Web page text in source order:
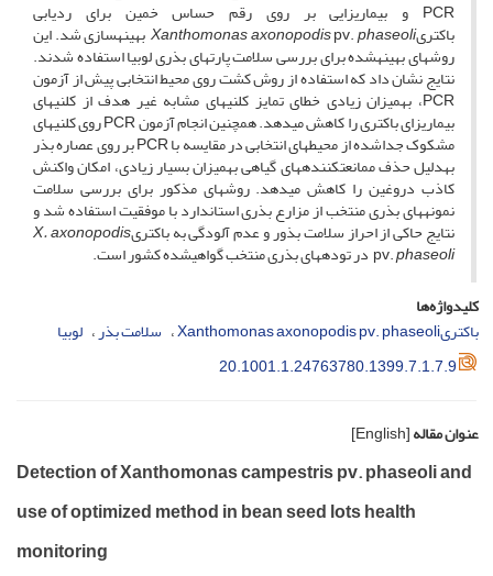
PCR و بیماری­زایی بر روی رقم حساس خمین برای ردیابی
باکتری Xanthomonas axonopodispv.phaseoli بهینه­سازی شد. این
روش­های بهینه­شده برای بررسی سلامت پارت­های بذری لوبیا استفاده شدند.
نتایج نشان داد که استفاده از روش کشت روی محیط انتخابی پیش از آزمون
PCR، به­میزان زیادی خطای تمایز کلنی­های مشابه غیر هدف از کلنی­های
بیماری­زای باکتری را کاهش می­دهد. همچنین انجام آزمون PCR روی کلنی­های
مشکوک جداشده از محیط­های انتخابی در مقایسه با PCR بر روی عصاره بذر
به­دلیل حذف ممانعت­کننده­های گیاهی به­میزان بسیار زیادی، امکان واکنش
کاذب دروغین را کاهش می­دهد. روش­های مذکور برای بررسی سلامت
نمونه­های بذری منتخب از مزارع بذری استاندارد با موفقیت استفاده شد و
نتایج حاکی از احراز سلامت بذور و عدم آلودگی به باکتریX. axonopodis
pv.phaseoli
در توده­های بذری منتخب گواهی­شده کشور است.
کلیدواژه‌ها
باکتریXanthomonas axonopodis pv. phaseoli
سلامت بذر لوبیا
20.1001.1.24763780.1399.7.1.7.9
عنوان مقاله[English]
Detection of Xanthomonas campestris pv. phaseoli and
use of optimized method in bean seed lots health
monitoring